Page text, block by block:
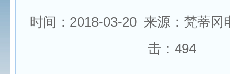
时间：2018-03-20 来源：梵蒂
击： 494